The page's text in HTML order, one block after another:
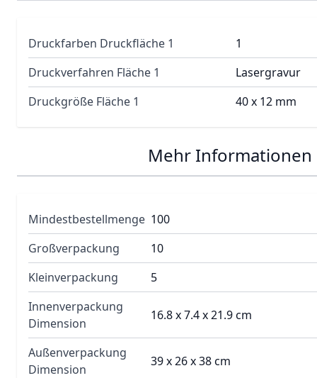
Druckfarben Druckfläche 1
1
Druckverfahren Fläche 1
Lasergravur
Druckgröße Fläche 1
40 x 12 mm
Mehr Informationen
Mindestbestellmenge 100
Großverpackung
10
Kleinverpackung
5
Innenverpackung
Dimension
16.8 x 7.4 x 21.9 cm
Außenverpackung
Dimension
39 x 26 x 38 cm